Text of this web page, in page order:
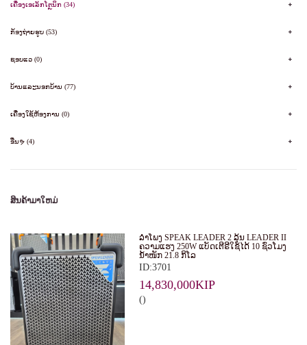
ເຄື່ອງເອເລັກໂຕຼນິກ (34)
ກ້ອງຖ່າຍຮູບ (53)
ຊອບແວ (0)
ບ້ານແລະນອກບ້ານ (77)
ເຄື່ອງໃຊ້ຫ້ອງການ (0)
ອື່ນຯ (4)
ສິນຄ້າມາໃຫມ່
ລໍາໂພງ SPEAK LEADER 2 ລຸ້ນ LEADER II
ຄວາມແຮງ 250W ແບັດເຕີຣີໃຊ້ໄດ້ 10 ຊົ່ວໂມງ
ນໍ້າໜັກ 21.8 ກິໂລ
ID:3701
14,830,000KIP
()